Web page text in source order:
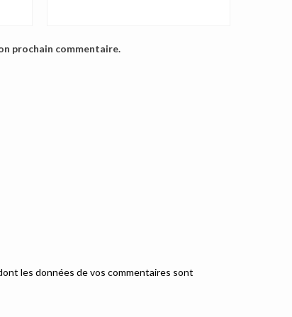
prochain commentaire.
les données de vos commentaires sont